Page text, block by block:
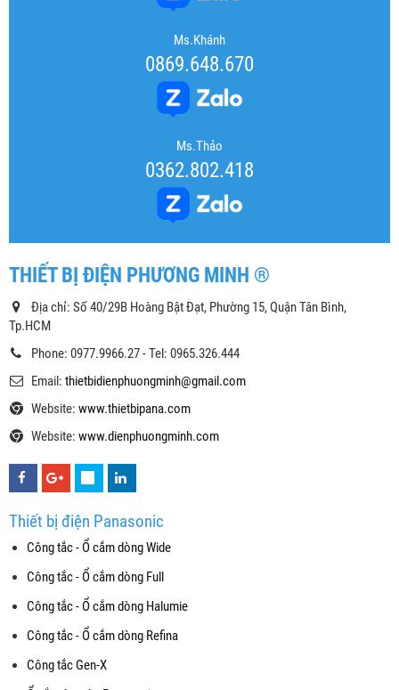
Ms.Khánh
0869.648.670
Ms.Thảo
0362.802.418
THIẾT BỊ ĐIỆN PHƯƠNG MINH ®
Địa chỉ: Số 40/29B Hoàng Bật Đạt, Phường 15, Quận Tân Bình,
Tp.HCM
Phone: 0977.9966.27 - Tel: 0965.326.444
Email: thietbidienphuongminh@gmail.com
Website: www.thietbipana.com
Website: www.dienphuongminh.com
Thiết bị điện Panasonic
Công tắc - Ổ cắm dòng Wide
Công tắc - Ổ cắm dòng Full
Công tắc - Ổ cắm dòng Halumie
Công tắc - Ổ cắm dòng Refina
Công tắc Gen-X